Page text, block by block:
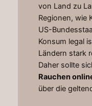
von Land zu
Regionen, wie
US-
Konsum legal
Ländern stark
Daher sollte
Rauchen
über die